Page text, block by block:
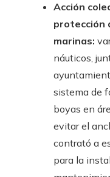
Acción
protección
marinas:
náuticos,
sistema de
boyas en
evitar el
contrató a
para la